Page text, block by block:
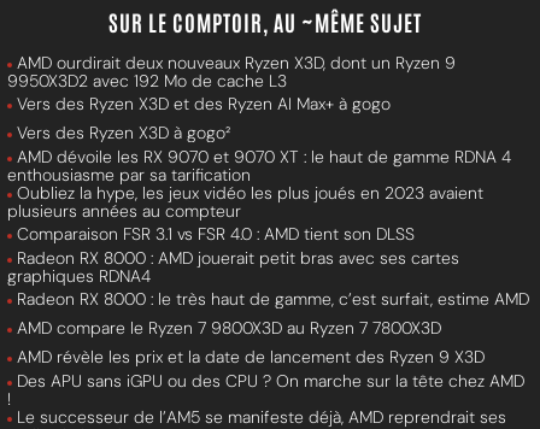
SUR LE COMPTOIR, AU ~MÊME SUJET
AMD ourdirait deux nouveaux Ryzen X3D, dont un Ryzen 9
9950X3D2 avec 192 Mo de cache L3
Vers des Ryzen X3D et des Ryzen AI Max+ à gogo
Vers des Ryzen X3D à gogo²
AMD dévoile les RX 9070 et 9070 XT : le haut de gamme RDNA 4
enthousiasme par sa tarification
Oubliez la hype, les jeux vidéo les plus joués en 2023 avaient
plusieurs années au compteur
Comparaison FSR 3.1 vs FSR 4.0 : AMD tient son DLSS
Radeon RX 8000 : AMD jouerait petit bras avec ses cartes
graphiques RDNA4
Radeon RX 8000 : le très haut de gamme, c’est surfait, estime AMD
AMD compare le Ryzen 7 9800X3D au Ryzen 7 7800X3D
AMD révèle les prix et la date de lancement des Ryzen 9 X3D
Des APU sans iGPU ou des CPU ? On marche sur la tête chez AMD
!
Le successeur de l’AM5 se manifeste déjà, AMD reprendrait ses